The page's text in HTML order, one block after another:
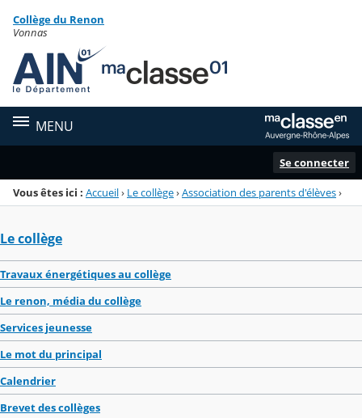
Menu de la rubrique
Contenu
Collège du Renon
Vonnas
MENU
Se connecter
Vous êtes ici : Accueil› Le collège›Association des parents d'élèves›
Le collège
Travaux énergétiques au collège
Le renon, média du collège
Services jeunesse
Le mot du principal
Calendrier
Brevet des collèges